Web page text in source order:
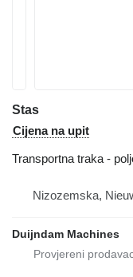
Stas
Cijena na upit
Transportna traka -
Nizozemska,
Duijndam Machines